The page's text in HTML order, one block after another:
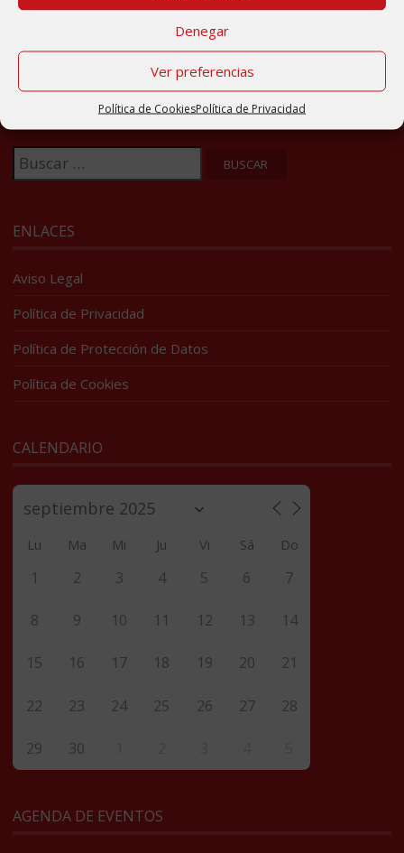
Denegar
Ver preferencias
Política de CookiesPolítica de Privacidad
Buscar:
ENLACES
Aviso Legal
Política de Privacidad
Política de Protección de Datos
Política de Cookies
CALENDARIO
Lu Ma Mi Ju Vi Sá Do
1 2 3 4 5 6 7
8 9 10 11 12 13 14
15 16 17 18 19 20 21
22 23 24 25 26 27 28
29 30
AGENDA DE EVENTOS